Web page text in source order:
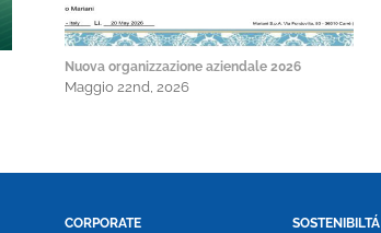
Nuova organizzazione aziendale 2026
Maggio 22nd, 2026
CORPORATE SOSTENIBILTÁ